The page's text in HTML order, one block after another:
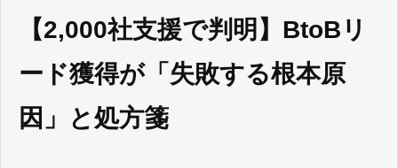
【2,000社支援で判明】BtoBリ
ード獲得が「失敗する根本原
因」と処方箋